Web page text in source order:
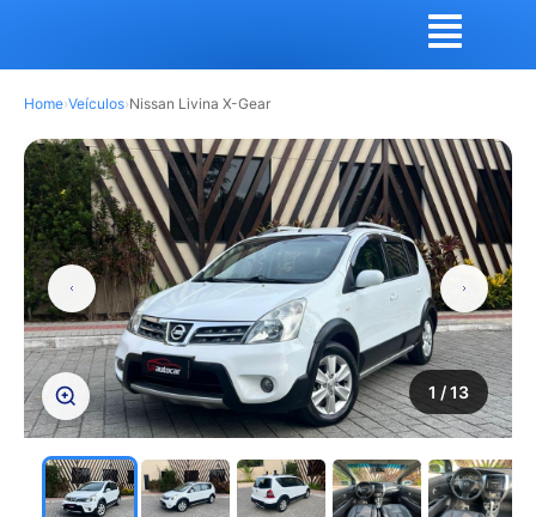
Home›Veículos›Nissan Livina X-Gear
1 / 13